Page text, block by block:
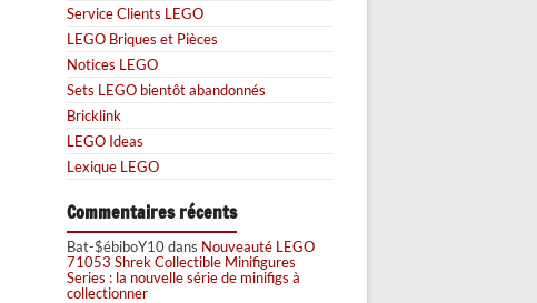
Service Clients LEGO
LEGO Briques et Pièces
Notices LEGO
Sets LEGO bientôt abandonnés
Bricklink
LEGO Ideas
Lexique LEGO
Commentaires récents
Bat-$ébiboY10dans Nouveauté LEGO
71053 Shrek Collectible Minifigures
Series : la nouvelle série de minifigs à
collectionner